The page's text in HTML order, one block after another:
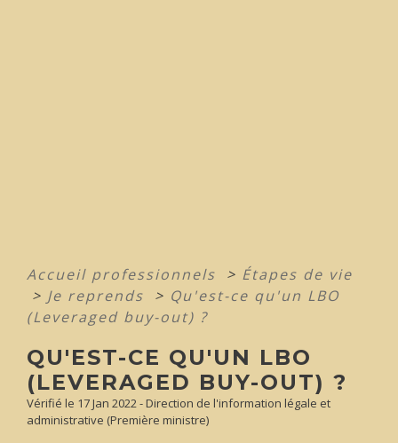
Accueil professionnels > Étapes de vie
> Je reprends > Qu'est-ce qu'un LBO
(Leveraged buy-out) ?
QU'EST-CE QU'UN LBO
(LEVERAGED BUY-OUT) ?
Vérifié le 17 Jan 2022 - Direction de l'information légale et
administrative (Première ministre)